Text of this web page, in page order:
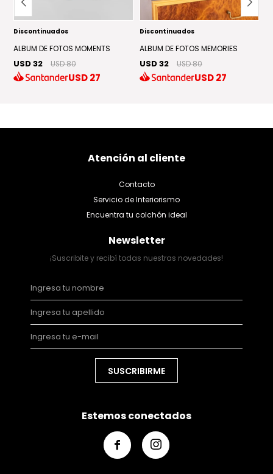
Discontinuados
ALBUM DE FOTOS MOMENTS
USD 32 USD 80
USD27
Discontinuados
ALBUM DE FOTOS MEMORIES
USD 32 USD 80
USD27
Atención al cliente
Contacto
Servicio de Interiorismo
Encuentra tu colchón ideal
Newsletter
¡Suscribite y recibí todas nuestras novedades!
SUSCRIBIRME
Estemos conectados
 